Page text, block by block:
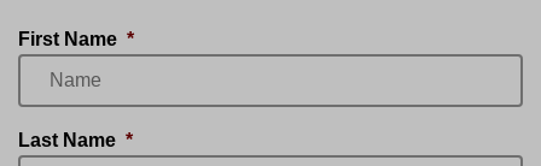
First Name *
Last Name *